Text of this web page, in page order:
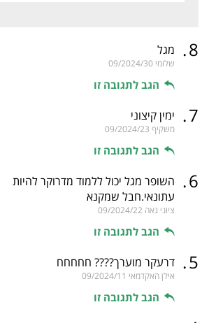
8
. מגל
שלומי 09/2024/30
הגב לתגובה זו
7
. ימין קיצוני
משקיף 09/2024/23
הגב לתגובה זו
6
. השופר מגל יכול ללמוד מדרוקר להיות
עתונאי.חבל שמקנא
ציוני גאה 09/2024/22
הגב לתגובה זו
5
. דרעקר מוערך???? חחחחח
אילן האקדמאי 09/2024/11
הגב לתגובה זו